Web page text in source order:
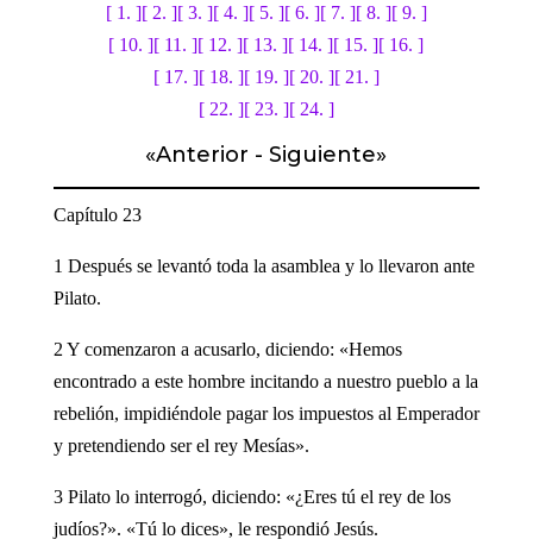
[ 1. ][ 2. ][ 3. ][ 4. ][ 5. ][ 6. ][ 7. ][ 8. ][ 9. ]
[ 10. ][ 11. ][ 12. ][ 13. ][ 14. ][ 15. ][ 16. ]
[ 17. ][ 18. ][ 19. ][ 20. ][ 21. ]
[ 22. ][ 23. ][ 24. ]
«Anterior -Siguiente»
Capítulo 23
1 Después se levantó toda la asamblea y lo llevaron ante
Pilato.
2 Y comenzaron a acusarlo, diciendo: «Hemos
encontrado a este hombre incitando a nuestro pueblo a la
rebelión, impidiéndole pagar los impuestos al Emperador
y pretendiendo ser el rey Mesías».
3 Pilato lo interrogó, diciendo: «¿Eres tú el rey de los
judíos?». «Tú lo dices», le respondió Jesús.